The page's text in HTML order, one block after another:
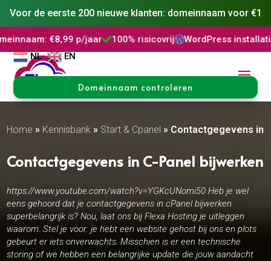
Voor de eerste 200 nieuwe klanten: domeinnaam voor €1
€8,99 p/jaar100% risicovrij WordPress installatieDNS
NL
EN
Domeinnaam controleren
Home » Kennisbank » Start & Cpanel » Contactgegevens in
Contactgegevens in C-Panel bijwerken
https://www.youtube.com/watch?v=YGKcUNomi50 Heb je wel
eens gehoord dat je contactgegevens in cPanel bijwerken
superbelangrijk is? Nou, laat ons bij Flexa Hosting je uitleggen
waarom. Stel je voor: je hebt een website gehost bij ons en plots
gebeurt er iets onverwachts. Misschien is er een technische
storing of we hebben een belangrijke update die jouw aandacht